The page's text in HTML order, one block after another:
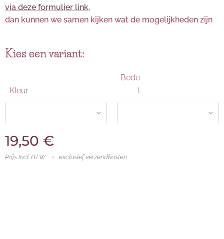
via deze formulier link,
dan kunnen we samen kijken wat de mogelijkheden zijn
Kies een variant:
Kleur
Bede
l
19,50 €
Prijs Incl. BTW exclusief verzendkosten